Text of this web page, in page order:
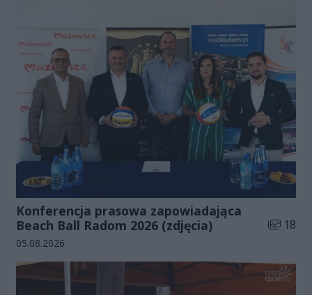
Konferencja prasowa zapowiadająca
Beach Ball Radom 2026 (zdjęcia)
Liczba
18
Data dodania galerii:
05.08.2026